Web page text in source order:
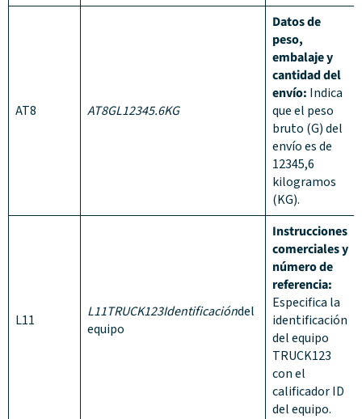
AT8 AT8GL12345.6KG
Datos de
peso,
embalaje y
cantidad del
envío: Indica
que el peso
bruto (G) del
envío es de
12345,6
kilogramos
(KG).
L11 L11TRUCK123Identificacióndel
equipo
Instrucciones
comerciales y
número de
referencia:
Especifica la
identificación
del equipo
TRUCK123
con el
calificador ID
del equipo.